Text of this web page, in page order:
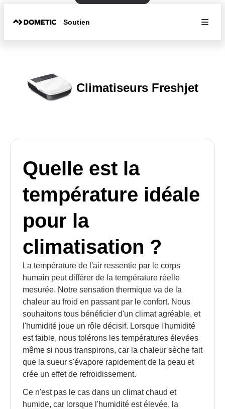
Soutien
Climatiseurs Freshjet
Quelle est la
température idéale
pour la
climatisation ?
La température de l'air ressentie par le corps
humain peut différer de la température réelle
mesurée. Notre sensation thermique va de la
chaleur au froid en passant par le confort. Nous
souhaitons tous bénéficier d'un climat agréable, et
l'humidité joue un rôle décisif. Lorsque l'humidité
est faible, nous tolérons les températures élevées
même si nous transpirons, car la chaleur sèche fait
que la sueur s'évapore rapidement de la peau et
crée un effet de refroidissement.
Ce n'est pas le cas dans un climat chaud et
humide, car lorsque l'humidité est élevée, la